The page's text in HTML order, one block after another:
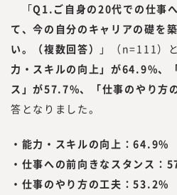
みらいワークス総
岡本 祥
Nagaharu
1976年生まれ、慶應
卒。アクセンチュア、
経て、47都道府県を旅
を元気にしたいという
起業を決意。2012年、
設立し、2017年に東証
証グロース）上場を果
「Q1.ご自身の20代での仕事
て、今の自分のキャリアの礎を
い。（複数回答）
」（n=111）
力・スキルの向上」が64.9%、
ス」が57.7%、「仕事のやり方
答となりました。
・能力・スキルの向上：64.9%
・仕事への前向きなスタンス：
・仕事のやり方の工夫：53.2%